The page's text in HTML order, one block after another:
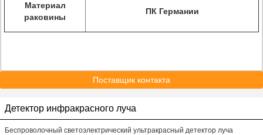
Материал
раковины
ПК Германии
Поставщик контакта
Детектор инфракрасного луча
Беспроволочный светоэлектрический ультракрасный детектор луча